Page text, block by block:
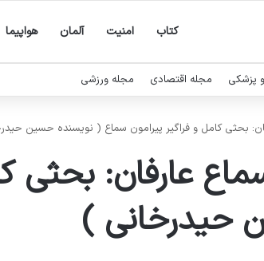
کتاب امنیت آلمان هواپیما
پزشکی مجله اقتصادی مجله ورزشی
بحثی کامل و فراگیر پیرامون سماع ( نویسنده حسین
عارفان: بحثی
حیدرخانی )